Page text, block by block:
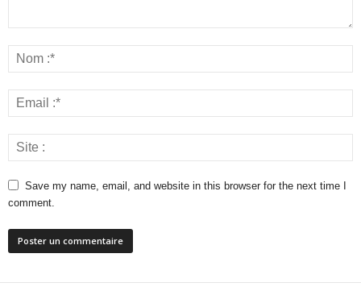
Save my name, email, and website in this browser for the next time I
comment.